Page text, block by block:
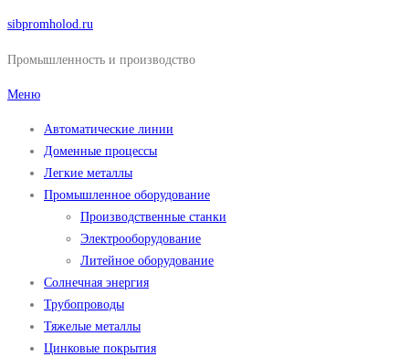
Перейти
содержимому
sibpromholod.ru
Промышленность и производство
Меню
Автоматические линии
Доменные процессы
Легкие металлы
Промышленное оборудование
Производственные станки
Электрооборудование
Литейное оборудование
Солнечная энергия
Трубопроводы
Тяжелые металлы
Цинковые покрытия